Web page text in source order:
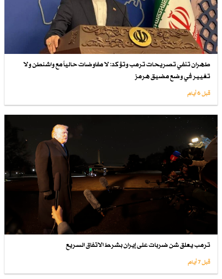
طهران تنفي تصريحات ترمب وتؤكد: لا مفاوضات حالياً مع واشنطن ولا
تغيير في وضع مضيق هرمز
قبل 6 أيام
ترمب يعلق شن ضربات على إيران بشرط الاتفاق السريع
قبل 7 أيام